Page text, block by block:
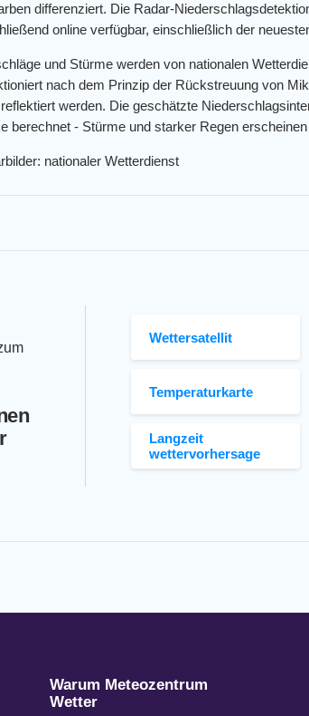
differenziert. Die Radar-
online verfügbar, einschließlich der
und Stürme werden von nationalen
nach dem Prinzip der Rückstreuung von
werden. Die geschätzte
berechnet - Stürme und starker Regen
nationaler Wetterdienst
Wettersatellit
Temperaturkarte
Langzeit
wettervorhersage
Warum Meteozentrum
Wetter